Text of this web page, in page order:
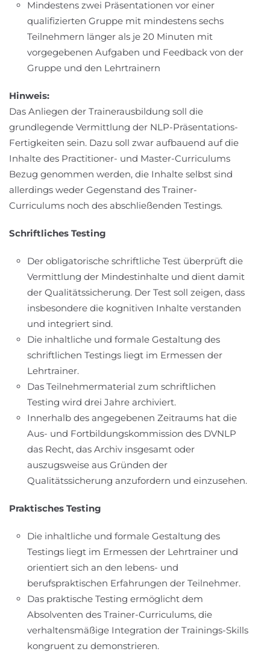
Mindestens zwei Präsentationen vor einer
qualifizierten Gruppe mit mindestens sechs
Teilnehmern länger als je 20 Minuten mit
vorgegebenen Aufgaben und Feedback von der
Gruppe und den Lehrtrainern
Hinweis:
Das Anliegen der Trainerausbildung soll die
grundlegende Vermittlung der NLP-Präsentations-
Fertigkeiten sein. Dazu soll zwar aufbauend auf die
Inhalte des Practitioner- und Master-Curriculums
Bezug genommen werden, die Inhalte selbst sind
allerdings weder Gegenstand des Trainer-
Curriculums noch des abschließenden Testings.
Schriftliches Testing
Der obligatorische schriftliche Test überprüft die
Vermittlung der Mindestinhalte und dient damit
der Qualitätssicherung. Der Test soll zeigen, dass
insbesondere die kognitiven Inhalte verstanden
und integriert sind.
Die inhaltliche und formale Gestaltung des
schriftlichen Testings liegt im Ermessen der
Lehrtrainer.
Das Teilnehmermaterial zum schriftlichen
Testing wird drei Jahre archiviert.
Innerhalb des angegebenen Zeitraums hat die
Aus- und Fortbildungskommission des DVNLP
das Recht, das Archiv insgesamt oder
auszugsweise aus Gründen der
Qualitätssicherung anzufordern und einzusehen.
Praktisches Testing
Die inhaltliche und formale Gestaltung des
Testings liegt im Ermessen der Lehrtrainer und
orientiert sich an den lebens- und
berufspraktischen Erfahrungen der Teilnehmer.
Das praktische Testing ermöglicht dem
Absolventen des Trainer-Curriculums, die
verhaltensmäßige Integration der Trainings-Skills
kongruent zu demonstrieren.